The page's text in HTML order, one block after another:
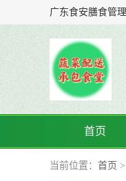
首页
当前位置： 首页 >